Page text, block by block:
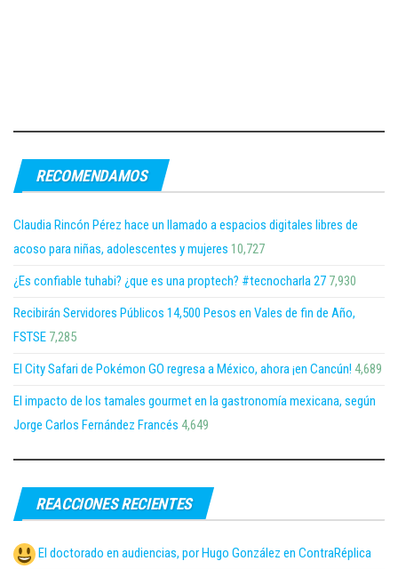
RECOMENDAMOS
Claudia Rincón Pérez hace un llamado a espacios digitales libres de
acoso para niñas, adolescentes y mujeres 10,727
¿Es confiable tuhabi? ¿que es una proptech? #tecnocharla 27 7,930
Recibirán Servidores Públicos 14,500 Pesos en Vales de fin de Año,
FSTSE 7,285
El City Safari de Pokémon GO regresa a México, ahora ¡en Cancún! 4,689
El impacto de los tamales gourmet en la gastronomía mexicana, según
Jorge Carlos Fernández Francés 4,649
REACCIONES RECIENTES
El doctorado en audiencias, por Hugo González en ContraRéplica